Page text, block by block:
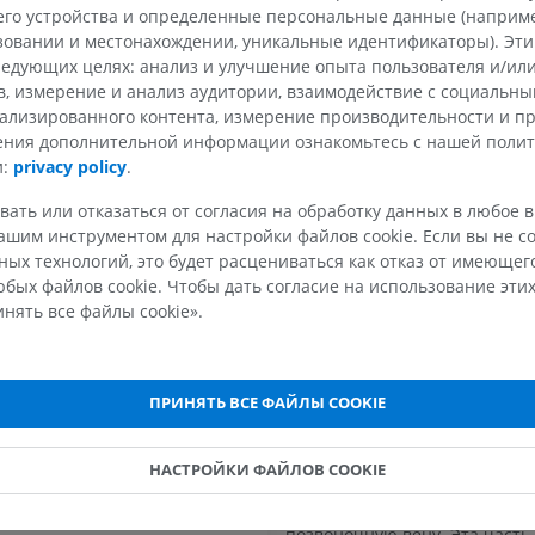
часть
часть; шейная часть
часть
vertebralis
грудная артерия
артерия
аорта
четыре части:
Предпозвоночная часть;
(предфораминальная)
кзади между длинной
передней лестничной
от неё располагаются
пересекает нижняя
а левую позвоночную
пересекает также грудной
от неё находятся
(фораминальная) проходит
поперечные отверстия
до C2 и окружена ветвями
шейного симпатического
венозным сплетением,
МРТ верхней
конечности
MPT
ПРЕМИУМ
МРТ плечевого сустава
MPT
ПРЕМИУМ
МРТ запястья
MPT
МРТ локтевого сустава
MPT
Нижняя
Иллюстрации
ПРЕМИУМ
БЕСПЛАТНО
МРТ нижней
MPT
устройства и определенные персональные данные
и местонахождении, уникальные идентификаторы).
целях: анализ и улучшение опыта пользователя и/
измерение и анализ аудитории, взаимодействие с
контента, измерение производительности и
дополнительной информации ознакомьтесь с нашей
privacy policy.
или отказаться от согласия на обработку данных в любое
инструментом для настройки файлов cookie. Если вы не
технологий, это будет расцениваться как отказ от
файлов cookie. Чтобы дать согласие на использование
все файлы cookie».
ПРИНЯТЬ ВСЕ ФАЙЛЫ COOKIE
НАСТРОЙКИ ФАЙЛОВ COOKIE